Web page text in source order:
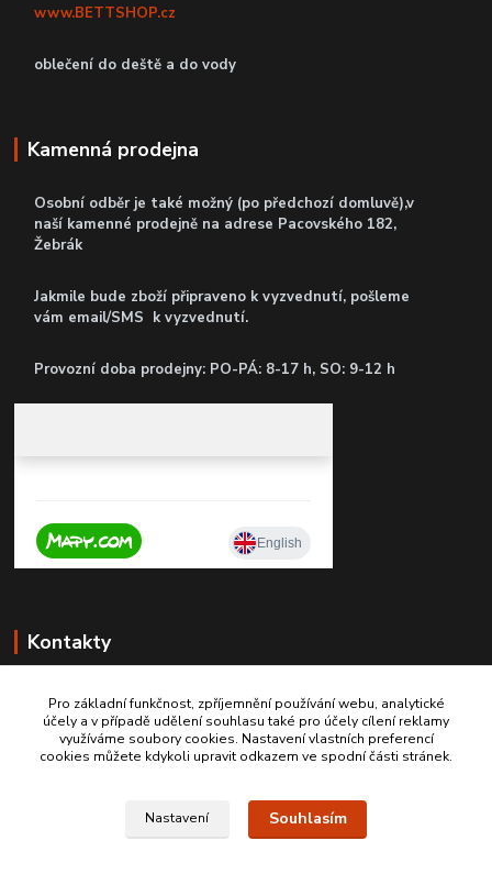
www.BETTSHOP.cz
oblečení do deště a do vody
Kamenná prodejna
Osobní odběr je také možný (po předchozí domluvě),v
naší kamenné prodejně na adrese Pacovského 182,
Žebrák
Jakmile bude zboží připraveno k vyzvednutí, pošleme
vám email/SMS k vyzvednutí.
Provozní doba prodejny: PO-PÁ: 8-17 h, SO: 9-12 h
Kontakty
+420 603467970
Pro základní funkčnost, zpříjemnění používání webu, analytické
účely a v případě udělení souhlasu také pro účely cílení reklamy
využíváme soubory cookies. Nastavení vlastních preferencí
cookies můžete kdykoli upravit odkazem ve spodní části stránek.
Nastavení Souhlasím